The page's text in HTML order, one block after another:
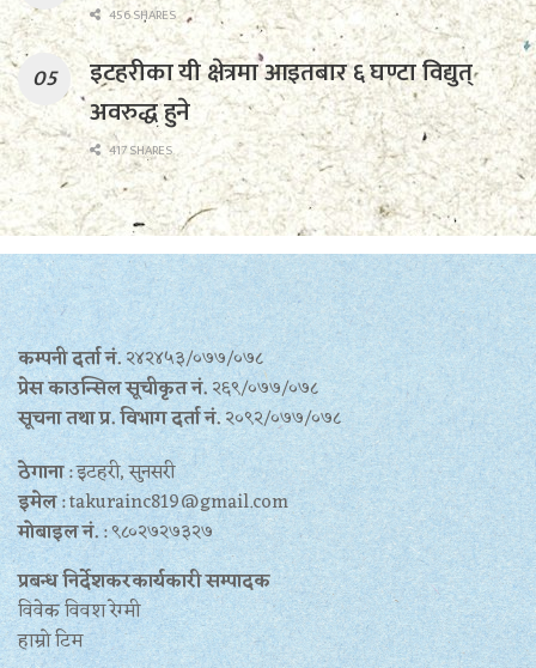
456 SHARES
इटहरीका यी क्षेत्रमा आइतबार ६ घण्टा विद्युत्
अवरुद्ध हुने
417 SHARES
कम्पनी दर्ता नं.२४२४५३/०७७/०७८
प्रेस काउन्सिल सूचीकृत नं.२६९/०७७/०७८
सूचना तथा प्र‍. विभाग दर्ता नं.२०९२/०७७/०७८
ठेगाना: इटहरी, सुनसरी
इमेल: takurainc819@gmail.com
मोबाइल नं.: ९८०२७२७३२७
प्रबन्ध निर्देशकरकार्यकारी सम्पादक
विवेक विवश रेग्मी
हाम्रो टिम